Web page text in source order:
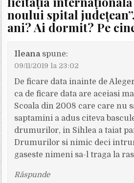
noului spital
ani? Ai dormit? Pe
Ileana spune:
09/11/2019 la 23:02
De ficare data inainte de
ca de ficare data are aceiasi
Scoala din 2008 care care nu
saptamini a adus citeva
drumurilor, in Sihlea a taiat
Drumurilor si nimic deci
gaseste nimeni sa-l traga la
Răspunde